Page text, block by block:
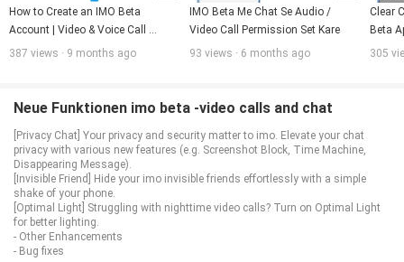
How to Create an IMO Beta
Account | Video & Voice Call
Feature Explained
387 views · 9 months ago
IMO Beta Me Chat Se Audio /
Video Call Permission Set Kare
93 views · 6 months ago
Clear
Beta
305
Neue Funktionen imo beta -video calls and chat
[Privacy Chat] Your privacy and security matter to imo. Elevate your chat
privacy with various new features (e.g. Screenshot Block, Time Machine,
Disappearing Message).
[Invisible Friend] Hide your imo invisible friends effortlessly with a simple
shake of your phone.
[Optimal Light] Struggling with nighttime video calls? Turn on Optimal Light
for better lighting.
- Other Enhancements
- Bug fixes